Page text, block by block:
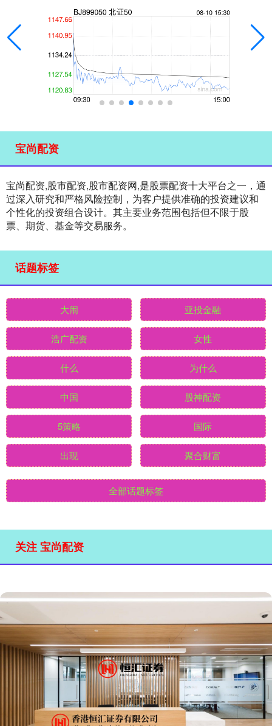
宝尚配资
宝尚配资,股市配资,股市配资网,是股票配资十大平台之一，通
过深入研究和严格风险控制，为客户提供准确的投资建议和
个性化的投资组合设计。其主要业务范围包括但不限于股
票、期货、基金等交易服务。
话题标签
大闹 亚投金融
浩广配资 女性
什么 为什么
中国 股神配资
5策略 国际
出现 聚合财富
全部话题标签
关注 宝尚配资